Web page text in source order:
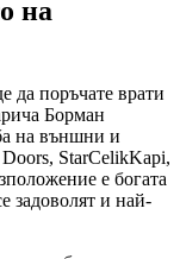
на
да поръчате врати
Борман
на външни и
StarCelikKapi,
е богата
задоволят и най-